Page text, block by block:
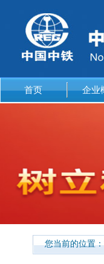
首页 企业
您当前的位置：